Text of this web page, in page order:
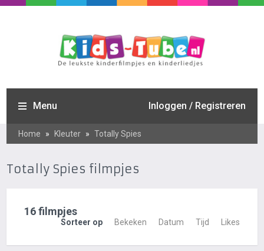
Menu Inloggen / Registreren
Home » Kleuter » Totally Spies
Totally Spies filmpjes
16 filmpjes
Sorteer op Bekeken Datum Tijd Likes